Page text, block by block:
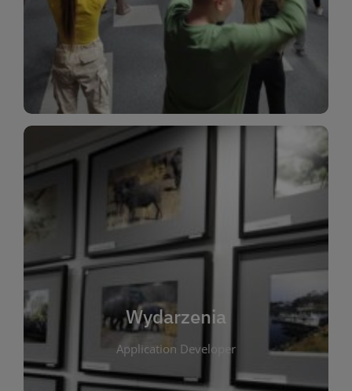
Dla Dzieci
To miejsce stworzone z myślą o najmłodszych
Wydarzenia
Application Developer
Wydarzenia
W tej zakładce publikujemy informacje o
wszystkich wydarzeniach organizowanych przez
bibliotekę. Znajdziesz tu zapowiedzi spotkań
autorskich, warsztatów, prelekcji i zajęć
tematycznych dla różnych grup wiekowych. Każde
wydarzenie ma na celu promowanie kultury
czytelniczej oraz integrację społeczności lokalnej.
Dzięki kalendarzowi wydarzeń możesz łatwo